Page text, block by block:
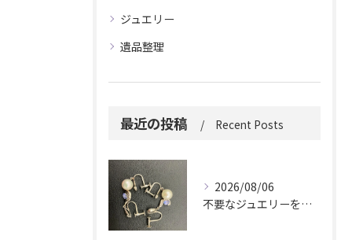
ジュエリー
遺品整理
最近の投稿 Recent Posts
2026/08/06
不要なジュエリーを眠らせていませんか？